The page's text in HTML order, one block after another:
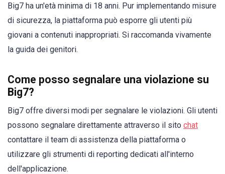
Big7 ha un'età minima di 18 anni. Pur implementando misure
di sicurezza, la piattaforma può esporre gli utenti più
giovani a contenuti inappropriati. Si raccomanda vivamente
la guida dei genitori.
Come posso segnalare una violazione su
Big7?
Big7 offre diversi modi per segnalare le violazioni. Gli utenti
possono segnalare direttamente attraverso il sito chat
contattare il team di assistenza della piattaforma o
utilizzare gli strumenti di reporting dedicati all'interno
dell'applicazione.